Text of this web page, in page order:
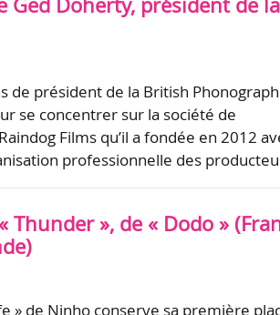
de président de la British
se concentrer sur la société de
Films qu’il a fondée en 2012
professionnelle des
Thunder », de « Dodo »
» de Ninho conserve sa première